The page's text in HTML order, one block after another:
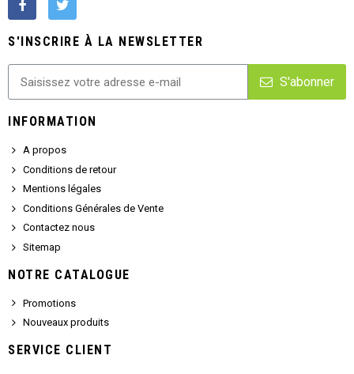
S'INSCRIRE À LA NEWSLETTER
S'abonner
INFORMATION
A propos
Conditions de retour
Mentions légales
Conditions Générales de Vente
Contactez nous
Sitemap
NOTRE CATALOGUE
Promotions
Nouveaux produits
SERVICE CLIENT